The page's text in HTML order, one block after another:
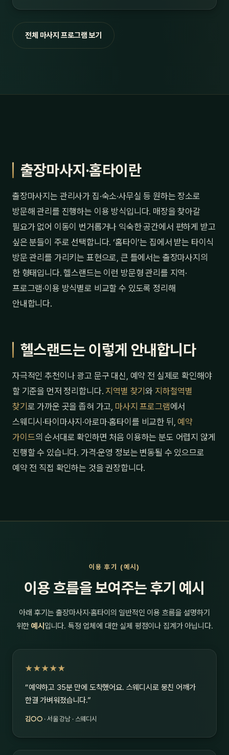
전체 마사지 프로그램 보기
출장마사지·홈타이란
출장마사지는 관리사가 집·숙소·사무실 등 원하는 장소로
방문해 관리를 진행하는 이용 방식입니다. 매장을 찾아갈
필요가 없어 이동이 번거롭거나 익숙한 공간에서 편하게 받고
싶은 분들이 주로 선택합니다. ‘홈타이’는 집에서 받는 타이식
방문 관리를 가리키는 표현으로, 큰 틀에서는 출장마사지의
한 형태입니다. 헬스랜드는 이런 방문형 관리를 지역·
프로그램·이용 방식별로 비교할 수 있도록 정리해
안내합니다.
헬스랜드는 이렇게 안내합니다
자극적인 추천이나 광고 문구 대신, 예약 전 실제로 확인해야
할 기준을 먼저 정리합니다. 지역별 찾기와 지하철역별
찾기 로 가까운 곳을 좁혀 가고, 마사지 프로그램에서
스웨디시·타이마사지·아로마·홈타이를 비교한 뒤, 예약
가이드의 순서대로 확인하면 처음 이용하는 분도 어렵지 않게
진행할 수 있습니다. 가격·운영 정보는 변동될 수 있으므로
예약 전 직접 확인하는 것을 권장합니다.
이용 후기 (예시)
이용 흐름을 보여주는 후기 예시
아래 후기는 출장마사지·홈타이의 일반적인 이용 흐름을 설명하기
위한예시 입니다. 특정 업체에 대한 실제 평점이나 집계가 아닙니다.
★★★★★
“예약하고 35분 만에 도착했어요. 스웨디시로 뭉친 어깨가
한결 가벼워졌습니다.”
김○○ · 서울 강남 · 스웨디시